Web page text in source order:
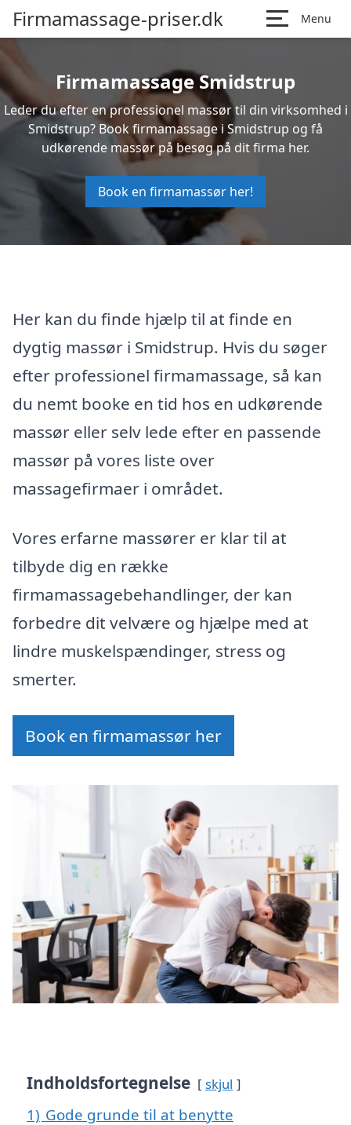
Firmamassage-priser.dk Menu
Firmamassage Smidstrup
Leder du efter en professionel massør til din virksomhed i
Smidstrup? Book firmamassage i Smidstrup og få
udkørende massør på besøg på dit firma her.
Book en firmamassør her!
Her kan du finde hjælp til at finde en
dygtig massør i Smidstrup. Hvis du søger
efter professionel firmamassage, så kan
du nemt booke en tid hos en udkørende
massør eller selv lede efter en passende
massør på vores liste over
massagefirmaer i området.
Vores erfarne massører er klar til at
tilbyde dig en række
firmamassagebehandlinger, der kan
forbedre dit velvære og hjælpe med at
lindre muskelspændinger, stress og
smerter.
Book en firmamassør her
Indholdsfortegnelse skjul
1) Gode grunde til at benytte